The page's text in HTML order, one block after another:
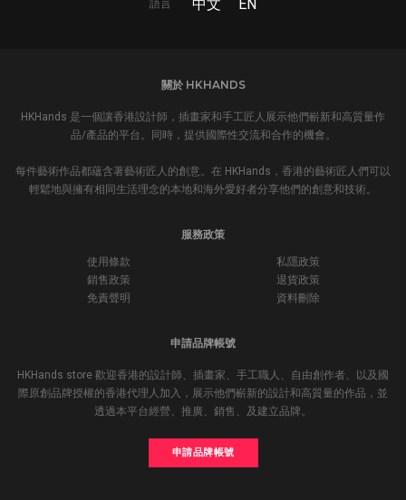
語言 中文 EN
關於 HKHANDS
HKHands 是一個讓香港設計師，插畫家和手工匠人展示他們嶄新和高質量作
品/產品的平台。同時，提供國際性交流和合作的機會。
每件藝術作品都蘊含著藝術匠人的創意。在 HKHands，香港的藝術匠人們可以
輕鬆地與擁有相同生活理念的本地和海外愛好者分享他們的創意和技術。
服務政策
使用條款
私隱政策
銷售政策
退貨政策
免責聲明
資料刪除
申請品牌帳號
HKHands store 歡迎香港的設計師、插畫家、手工職人、自由創作者、以及國
際原創品牌授權的香港代理人加入，展示他們嶄新的設計和高質量的作品，並
透過本平台經營、推廣、銷售、及建立品牌。
申請品牌帳號